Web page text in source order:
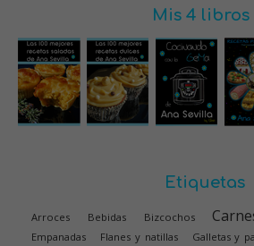
Mis 4 libros
Etiquetas
Arroces Bebidas Bizcochos
Empanadas Flanes y natillas Galletas y